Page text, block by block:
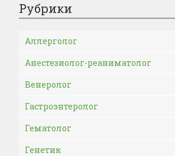
Рубрики
Аллерголог
Анестезиолог-реаниматолог
Венеролог
Гастроэнтеролог
Гематолог
Генетик